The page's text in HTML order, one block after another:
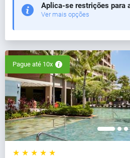
Aplica-se restrições para
Ver mais opções
Pague até 10x
★ ★ ★ ★ ★